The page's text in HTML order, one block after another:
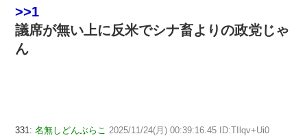
>>1
議席が無い上に反米でシナ畜よりの政党じゃ
ん
331: 名無しどんぶらこ 2025/11/24(月) 00:39:16.45 ID:TIlqv+Ui0